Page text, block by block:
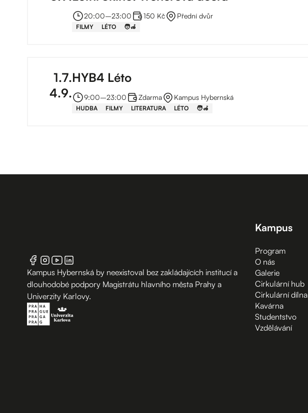
20:00–⁠23:00 150 Kč Přední dvůr
FILMY LÉTO 🧑‍🦽
1.7.
4.9.
HYB4 Léto
9:00–⁠23:00 Zdarma Kampus Hybernská
HUDBA FILMY LITERATURA LÉTO 🧑‍🦽
Kampus Hybernská by neexistoval bez zakládajících institucí a
dlouhodobé podpory Magistrátu hlavního města Prahy a
Univerzity Karlovy.
Kampus
Program
O nás
Galerie
Cirkulární hub
Cirkulární dílna
Kavárna
Studentstvo
Vzdělávání